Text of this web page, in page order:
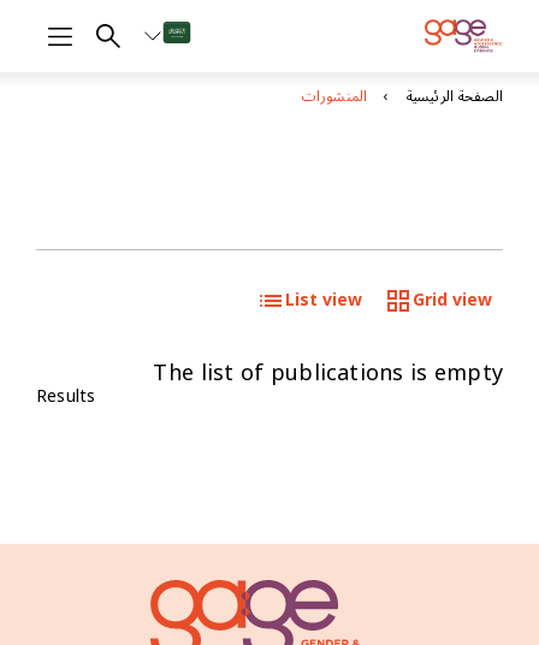
الصفحة الرئيسية المنشورات
Grid view
List view
The list of publications is empty
Results